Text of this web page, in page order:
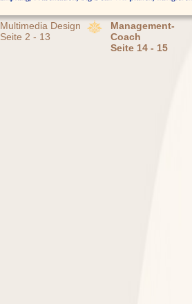
Multimedia Design
Seite 2 - 13
Management-
Coach
Seite 14 - 15